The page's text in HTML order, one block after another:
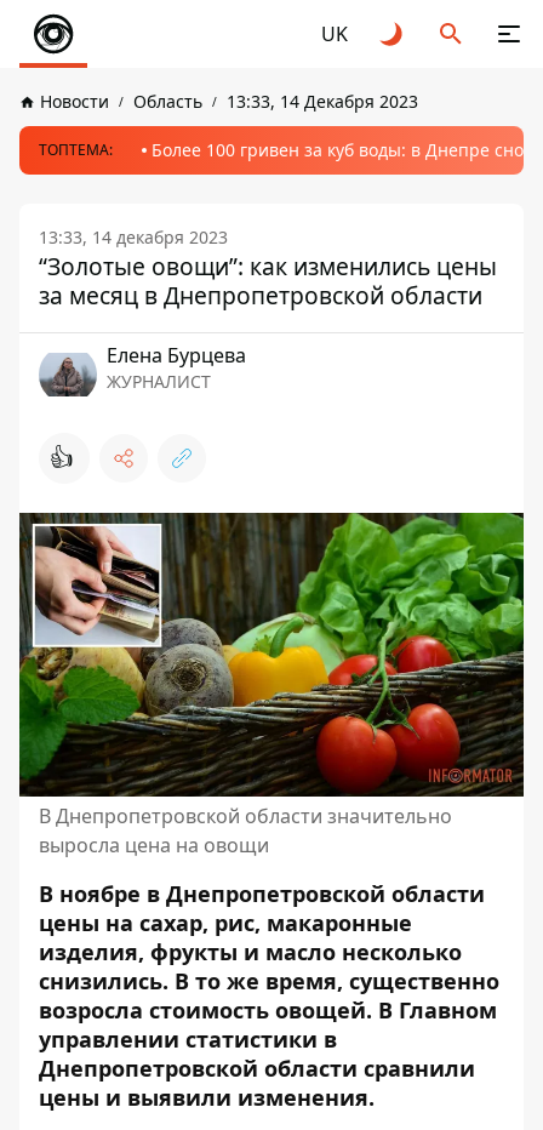
UK
Новости Область 13:33, 14 Декабря 2023
ТОПТЕМА: Более 100 гривен за куб воды: в Днепре
13:33, 14 декабря 2023
“Золотые овощи”: как изменились цены
за месяц в Днепропетровской области
Елена Бурцева
ЖУРНАЛИСТ
👍
В Днепропетровской области значительно
выросла цена на овощи
В ноябре в Днепропетровской области
цены на сахар, рис, макаронные
изделия, фрукты и масло несколько
снизились. В то же время, существенно
возросла стоимость овощей. В Главном
управлении статистики в
Днепропетровской области сравнили
цены и выявили изменения.